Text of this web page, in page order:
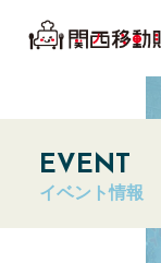
EVENT
イベント情報